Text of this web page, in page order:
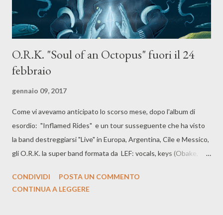
O.R.K. "Soul of an Octopus" fuori il 24
febbraio
gennaio 09, 2017
Come vi avevamo anticipato lo scorso mese, dopo l'album di
esordio: "Inflamed Rides" e un tour susseguente che ha visto
la band destreggiarsi "Live" in Europa, Argentina, Cile e Messico,
gli O.R.K. la super band formata da LEF: vocals, keys (Obake,
bass (Porcupine Tree) Pat Mastelotto: drums (King Krimson)è
CONDIVIDI
POSTA UN COMMENTO
CONTINUA A LEGGERE